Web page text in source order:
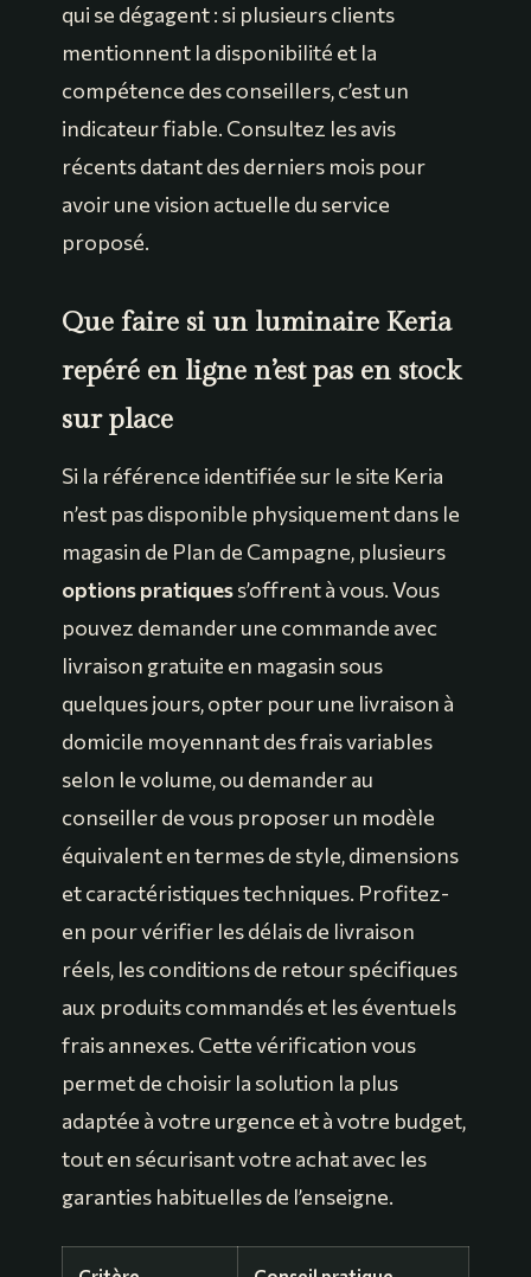
qui se dégagent : si plusieurs clients
mentionnent la disponibilité et la
compétence des conseillers, c’est un
indicateur fiable. Consultez les avis
récents datant des derniers mois pour
avoir une vision actuelle du service
proposé.
Que faire si un luminaire Keria
repéré en ligne n’est pas en stock
sur place
Si la référence identifiée sur le site Keria
n’est pas disponible physiquement dans le
magasin de Plan de Campagne, plusieurs
options pratiquess’offrent à vous. Vous
pouvez demander une commande avec
livraison gratuite en magasin sous
quelques jours, opter pour une livraison à
domicile moyennant des frais variables
selon le volume, ou demander au
conseiller de vous proposer un modèle
équivalent en termes de style, dimensions
et caractéristiques techniques. Profitez-
en pour vérifier les délais de livraison
réels, les conditions de retour spécifiques
aux produits commandés et les éventuels
frais annexes. Cette vérification vous
permet de choisir la solution la plus
adaptée à votre urgence et à votre budget,
tout en sécurisant votre achat avec les
garanties habituelles de l’enseigne.